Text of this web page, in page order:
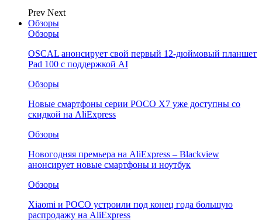
Prev Next
Обзоры
Обзоры
OSCAL анонсирует свой первый 12-дюймовый планшет
Pad 100 с поддержкой AI
Обзоры
Новые смартфоны серии POCO X7 уже доступны со
скидкой на AliExpress
Обзоры
Новогодняя премьера на AliExpress – Blackview
анонсирует новые смартфоны и ноутбук
Обзоры
Xiaomi и POCO устроили под конец года большую
распродажу на AliExpress